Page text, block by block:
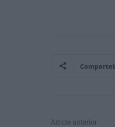
Article anterior